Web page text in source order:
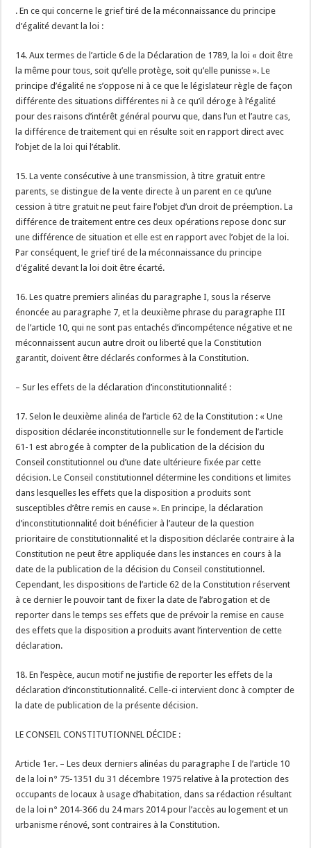
. En ce qui concerne le grief tiré de la méconnaissance du principe
d’égalité devant la loi :
14. Aux termes de l’article 6 de la Déclaration de 1789, la loi « doit être
la même pour tous, soit qu’elle protège, soit qu’elle punisse ». Le
principe d’égalité ne s’oppose ni à ce que le législateur règle de façon
différente des situations différentes ni à ce qu’il déroge à l’égalité
pour des raisons d’intérêt général pourvu que, dans l’un et l’autre cas,
la différence de traitement qui en résulte soit en rapport direct avec
l’objet de la loi qui l’établit.
15. La vente consécutive à une transmission, à titre gratuit entre
parents, se distingue de la vente directe à un parent en ce qu’une
cession à titre gratuit ne peut faire l’objet d’un droit de préemption. La
différence de traitement entre ces deux opérations repose donc sur
une différence de situation et elle est en rapport avec l’objet de la loi.
Par conséquent, le grief tiré de la méconnaissance du principe
d’égalité devant la loi doit être écarté.
16. Les quatre premiers alinéas du paragraphe I, sous la réserve
énoncée au paragraphe 7, et la deuxième phrase du paragraphe III
de l’article 10, qui ne sont pas entachés d’incompétence négative et ne
méconnaissent aucun autre droit ou liberté que la Constitution
garantit, doivent être déclarés conformes à la Constitution.
– Sur les effets de la déclaration d’inconstitutionnalité :
17. Selon le deuxième alinéa de l’article 62 de la Constitution : « Une
disposition déclarée inconstitutionnelle sur le fondement de l’article
61-1 est abrogée à compter de la publication de la décision du
Conseil constitutionnel ou d’une date ultérieure fixée par cette
décision. Le Conseil constitutionnel détermine les conditions et limites
dans lesquelles les effets que la disposition a produits sont
susceptibles d’être remis en cause ». En principe, la déclaration
d’inconstitutionnalité doit bénéficier à l’auteur de la question
prioritaire de constitutionnalité et la disposition déclarée contraire à la
Constitution ne peut être appliquée dans les instances en cours à la
date de la publication de la décision du Conseil constitutionnel.
Cependant, les dispositions de l’article 62 de la Constitution réservent
à ce dernier le pouvoir tant de fixer la date de l’abrogation et de
reporter dans le temps ses effets que de prévoir la remise en cause
des effets que la disposition a produits avant l’intervention de cette
déclaration.
18. En l’espèce, aucun motif ne justifie de reporter les effets de la
déclaration d’inconstitutionnalité. Celle-ci intervient donc à compter de
la date de publication de la présente décision.
LE CONSEIL CONSTITUTIONNEL DÉCIDE :
Article 1er. – Les deux derniers alinéas du paragraphe I de l’article 10
de la loi n° 75-1351 du 31 décembre 1975 relative à la protection des
occupants de locaux à usage d’habitation, dans sa rédaction résultant
de la loi n° 2014-366 du 24 mars 2014 pour l’accès au logement et un
urbanisme rénové, sont contraires à la Constitution.